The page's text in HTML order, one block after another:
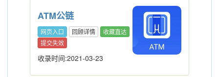
ATM公链
网页入口 回顾详情
收藏直达
提交失效
收录时间:2021-03-23